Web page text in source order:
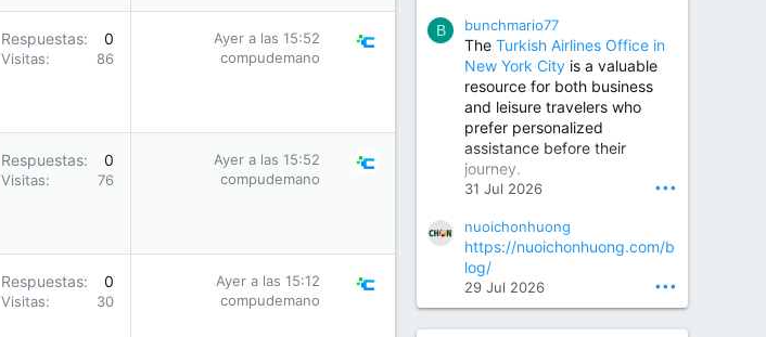
Respuestas 0
Visitas 86
Ayer a las 15:52
compudemano
Respuestas 0
Visitas 76
Ayer a las 15:52
compudemano
Respuestas 0
Visitas 30
Ayer a las 15:12
compudemano
improved joint function,
helping patients return to an
active and comfortable
lifestyle.
Orthopedic Surgeon in Kondapur | Best Orthopedic Doctor in Kondapur | Dr. M. Ranganath Reddy
Consult Dr. M. Ranganath
Reddy, the best...
www.drranganathreddy.co
m
B bunchmario77
The Turkish Airlines Office in
New York City is a valuable
resource for both business
and leisure travelers who
prefer personalized
assistance before their
journey.
31 Jul 2026 •••
nuoichonhuong
https://nuoichonhuong.com/b
log/
29 Jul 2026 •••